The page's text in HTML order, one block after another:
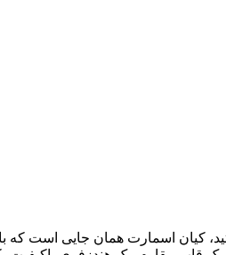
کیان اسمارت همان جایی است که